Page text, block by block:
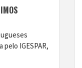
IGESPAR,